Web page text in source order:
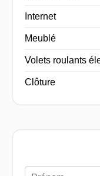
Internet
Meublé
Volets roulants
Clôture